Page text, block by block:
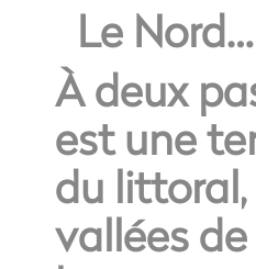
Le
À deux
est une
du
vallées